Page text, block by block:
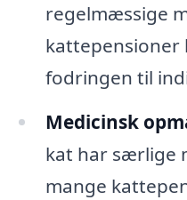
regelmæssige
fodringen til
Medicinsk
kat har særlige
mange